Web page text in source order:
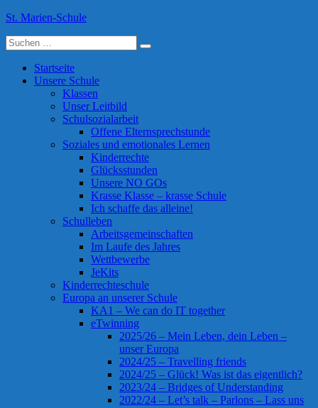
Skip
content
St. Marien-Schule
Katholische Grundschule in Moers
Suche
nach:
Startseite
Unsere Schule
Klassen
Unser Leitbild
Schulsozialarbeit
Offene Elternsprechstunde
Soziales und emotionales Lernen
Kinderrechte
Glücksstunden
Unsere NO GOs
Krasse Klasse – krasse Schule
Ich schaffe das alleine!
Schulleben
Arbeitsgemeinschaften
Im Laufe des Jahres
Wettbewerbe
JeKits
Kinderrechteschule
Europa an unserer Schule
KA1 – We can do IT together
eTwinning
2025/26 – Mein Leben, dein Leben –
unser Europa
2024/25 – Travelling friends
2024/25 – Glück! Was ist das eigentlich?
2023/24 – Bridges of Understanding
2022/24 – Let’s talk – Parlons – Lass uns